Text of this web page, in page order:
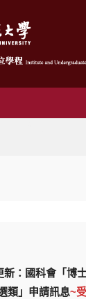
新：國科會「博
類」申請訊息~